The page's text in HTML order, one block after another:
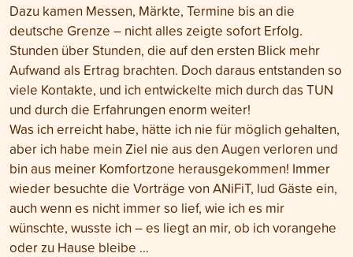
Dazu kamen Messen, Märkte, Termine bis an die
deutsche Grenze – nicht alles zeigte sofort Erfolg.
Stunden über Stunden, die auf den ersten Blick mehr
Aufwand als Ertrag brachten. Doch daraus entstanden so
viele Kontakte, und ich entwickelte mich durch das TUN
und durch die Erfahrungen enorm weiter!
Was ich erreicht habe, hätte ich nie für möglich gehalten,
aber ich habe mein Ziel nie aus den Augen verloren und
bin aus meiner Komfortzone herausgekommen! Immer
wieder besuchte die Vorträge von ANiFiT, lud Gäste ein,
auch wenn es nicht immer so lief, wie ich es mir
wünschte, wusste ich – es liegt an mir, ob ich vorangehe
oder zu Hause bleibe …